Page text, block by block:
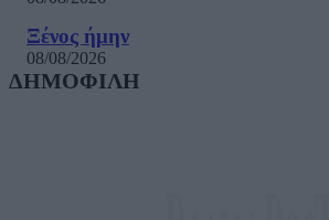
Ξένος ήμην
08/08/2026
ΔΗΜΟΦΙΛΗ